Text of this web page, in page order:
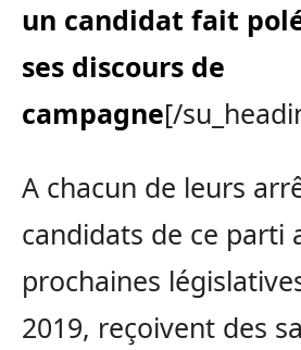
un candidat fait
ses discours de
campagne[/
A chacun de leurs
candidats de ce parti
prochaines
2019, reçoivent des